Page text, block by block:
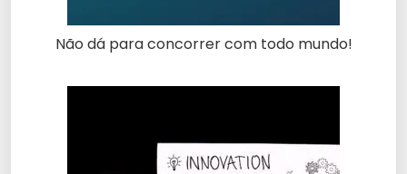
Não dá para concorrer com todo mundo!